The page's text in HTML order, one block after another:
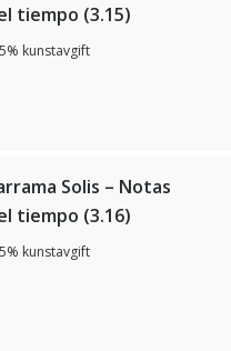
tiempo (3.15)
kunstavgift
Solis – Notas
tiempo (3.16)
kunstavgift